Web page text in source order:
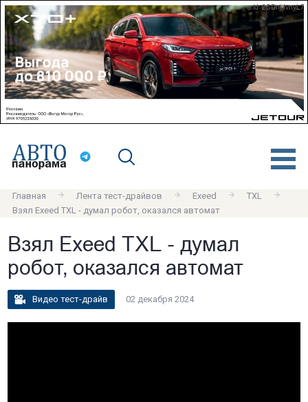
erid: 2SDnjdvnyL7
Главная Лента тест-драйвов Exeed
TXL
Взял Exeed TXL - думал робот, оказался автомат
Взял Exeed TXL - думал
робот, оказался автомат
Видео тест-драйв 02 декабря 2024